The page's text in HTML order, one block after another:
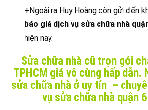
+Ngoài ra Huy Hoàng còn gửi đến
báo giá dịch vụ sửa chữa nhà
hiện nay.
Sửa chữa nhà cũ trọn gói
TPHCM giá vô cùng hấp dẫn.
sửa chữa nhà ở uy tín –
vụ sửa chữa nhà quận